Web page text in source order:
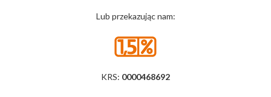
Lub przekazując nam:
KRS: 0000468692